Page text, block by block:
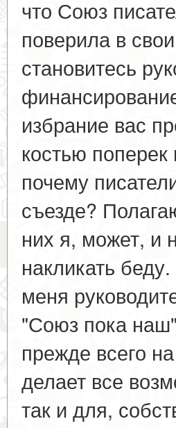
что Союз
поверила в
становитесь
избрание вас
костью
почему
съезде?
них я, может, и
накликать
меня
"Союз пока
прежде всего
делает все
так и для,